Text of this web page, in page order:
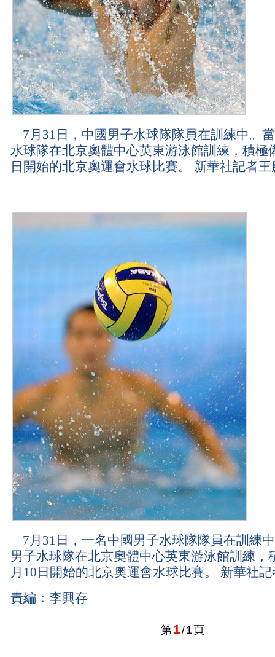
7月31日，中國男子水球隊隊員在訓練中。
水球隊在北京奧體中心英東游泳館訓練，積極
日開始的北京奧運會水球比賽。 新華社記者王
7月31日，一名中國男子水球隊隊員在訓練
男子水球隊在北京奧體中心英東游泳館訓練，
月10日開始的北京奧運會水球比賽。 新華社
責編：李興存
第1/1頁